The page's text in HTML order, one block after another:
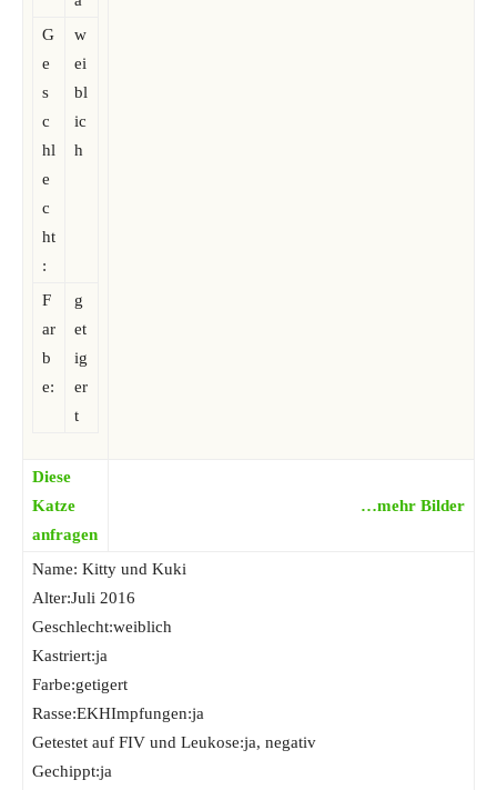
G
e
s
c
hl
e
c
ht
:
w
ei
bl
ic
h
F
ar
b
e:
g
et
ig
er
t
Diese
Katze
anfragen
…mehr Bilder
Name: Kitty und Kuki
Alter:Juli 2016
Geschlecht:weiblich
Kastriert:ja
Farbe:getigert
Rasse:EKHImpfungen:ja
Getestet auf FIV und Leukose:ja, negativ
Gechippt:ja